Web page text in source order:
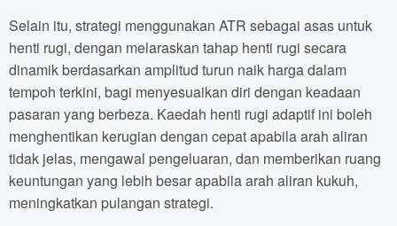
Selain itu, strategi menggunakan ATR sebagai asas untuk
henti rugi, dengan melaraskan tahap henti rugi secara
dinamik berdasarkan amplitud turun naik harga dalam
tempoh terkini, bagi menyesuaikan diri dengan keadaan
pasaran yang berbeza. Kaedah henti rugi adaptif ini boleh
menghentikan kerugian dengan cepat apabila arah aliran
tidak jelas, mengawal pengeluaran, dan memberikan ruang
keuntungan yang lebih besar apabila arah aliran kukuh,
meningkatkan pulangan strategi.